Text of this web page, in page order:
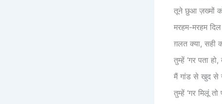
तूने छुआ ज़ख्मों
मरहम-मरहम
ग़लत क्या, सही
तुम्हें ‘गर पता हो,
मैं गांड से खुद से
तुम्हें ‘गर मिलूं तो